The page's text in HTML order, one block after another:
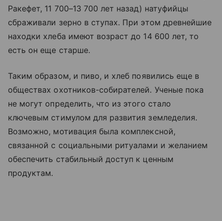
Ракефет, 11 700–13 700 лет назад) натуфийцы
сбраживали зерно в ступах. При этом древнейшие
находки хлеба имеют возраст до 14 600 лет, то
есть он еще старше.
Таким образом, и пиво, и хлеб появились еще в
обществах охотников-собирателей. Ученые пока
не могут определить, что из этого стало
ключевым стимулом для развития земледелия.
Возможно, мотивация была комплексной,
связанной с социальными ритуалами и желанием
обеспечить стабильный доступ к ценным
продуктам.